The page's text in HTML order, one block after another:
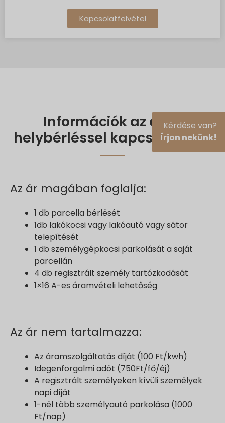
Kapcsolatfelvétel
Információk az éves
helybérléssel kapcsolatban.
Az ár magában foglalja:
1 db parcella bérlését
1db lakókocsi vagy lakóautó vagy sátor
telepítését
1 db személygépkocsi parkolását a saját
parcellán
4 db regisztrált személy tartózkodását
1×16 A-es áramvételi lehetőség
Az ár nem tartalmazza:
Az áramszolgáltatás díját (100 Ft/kwh)
Idegenforgalmi adót (750Ft/fő/éj)
A regisztrált személyeken kívüli személyek
napi díját
1-nél több személyautó parkolása (1000
Ft/nap)
Kérdése van?
Írjon nekünk!